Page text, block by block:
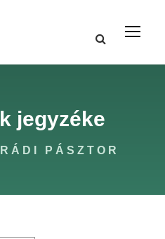
jegyzéke
PÁSZTOR